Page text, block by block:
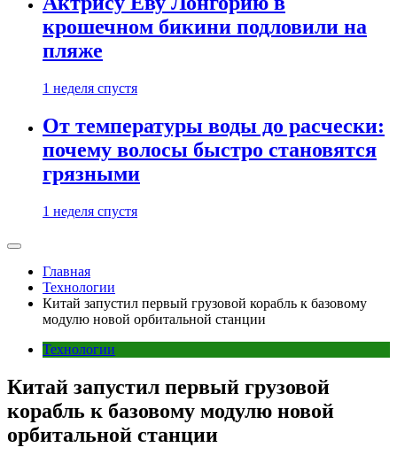
крошечном бикини подловили на
пляже
1 неделя спустя
От температуры воды до расчески:
почему волосы быстро становятся
грязными
1 неделя спустя
Главная
Технологии
Китай запустил первый грузовой корабль к базовому
модулю новой орбитальной станции
Технологии
Китай запустил первый грузовой
корабль к базовому модулю новой
орбитальной станции